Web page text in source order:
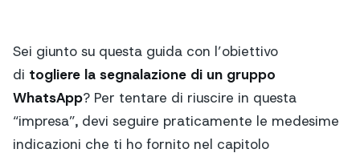
Sei giunto su questa guida con l’obiettivo
di togliere la segnalazione di un gruppo
WhatsApp? Per tentare di riuscire in questa
“impresa”, devi seguire praticamente le medesime
indicazioni che ti ho fornito nel capitolo